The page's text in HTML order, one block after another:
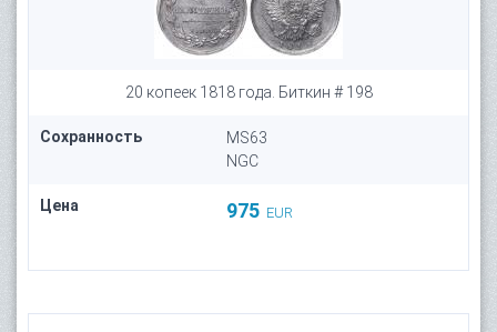
20 копеек 1818 года. Биткин # 198
Сохранность
MS63
NGC
Цена 975 EUR